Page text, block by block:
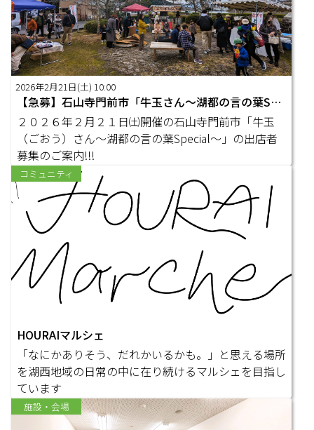
2026年2月21日(土) 10:00
【急募】石山寺門前市「牛玉さん～湖都の言の葉Special～」出店者募集
２０２６年２月２１日㈯開催の石山寺門前市「牛玉
（ごおう）さん～湖都の言の葉Special～」の出店者
募集のご案内!!!
コミュニティ
HOURAIマルシェ
「なにかありそう、だれかいるかも。」と思える場所
を湖西地域の日常の中に在り続けるマルシェを目指し
ています
施設・会場